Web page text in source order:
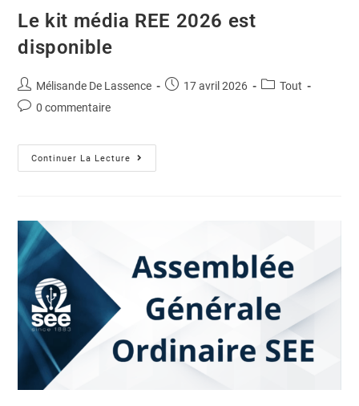
Le kit média REE 2026 est
disponible
Mélisande De Lassence 17 avril 2026
Tout
0 commentaire
Continuer La Lecture